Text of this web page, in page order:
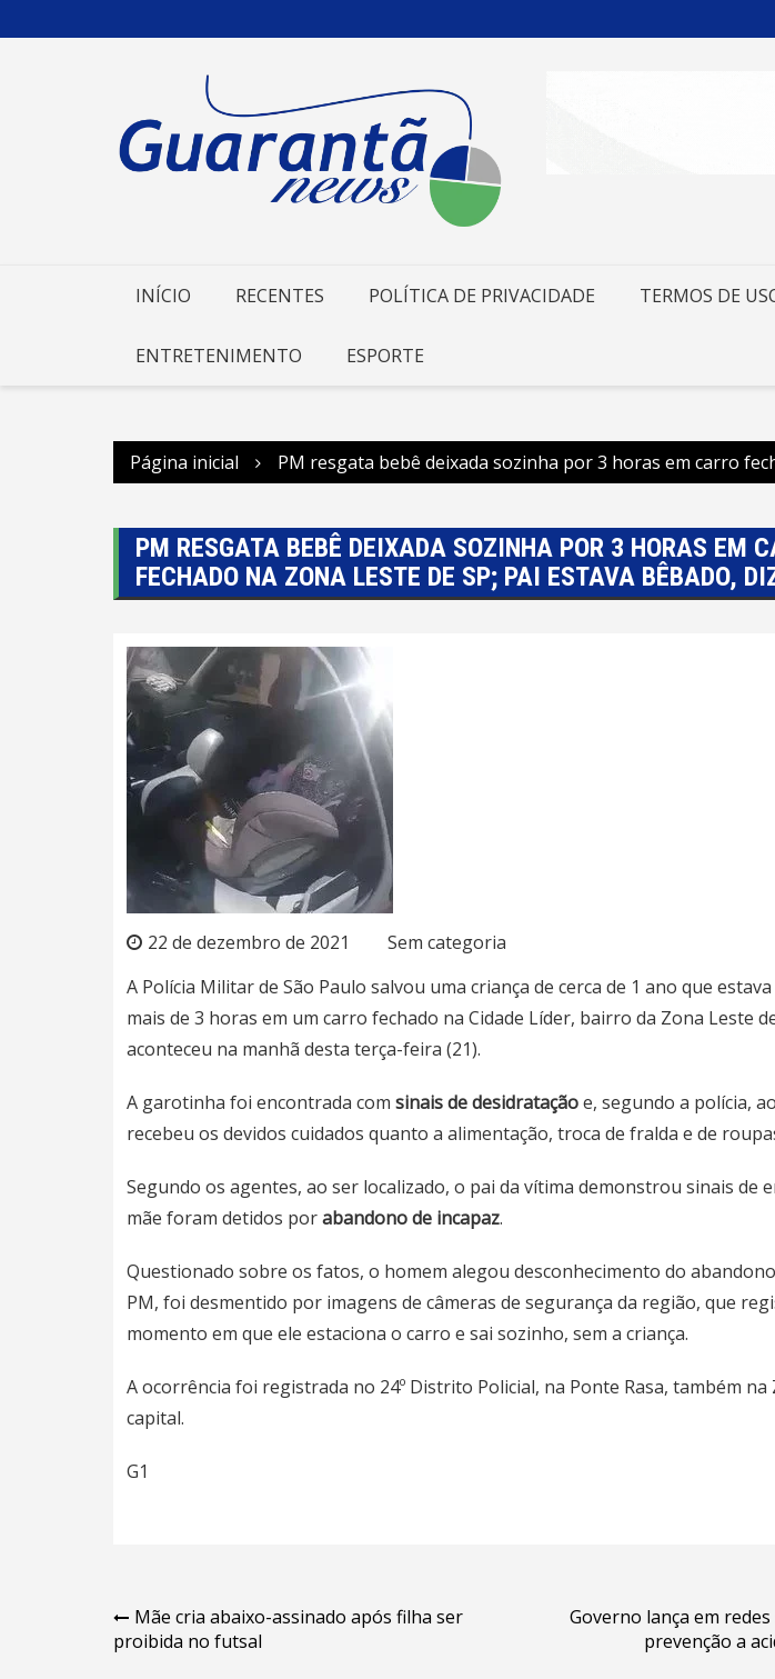
para
INÍCIO RECENTES POLÍTICA DE PRIVACIDADE TERMOS DE
ENTRETENIMENTO ESPORTE
Página inicial PM resgata bebê deixada sozinha por 3 horas em carro
PM RESGATA BEBÊ DEIXADA SOZINHA POR 3 HORAS EM
FECHADO NA ZONA LESTE DE SP; PAI ESTAVA BÊBADO,
22 de dezembro de 2021
Sem categoria
A Polícia Militar de São Paulo salvou uma criança de cerca de 1 ano que
mais de 3 horas em um carro fechado na Cidade Líder, bairro da Zona Leste
aconteceu na manhã desta terça-feira (21).
A garotinha foi encontrada com sinais de desidrataçãoe, segundo a polícia,
recebeu os devidos cuidados quanto a alimentação, troca de fralda e de
Segundo os agentes, ao ser localizado, o pai da vítima demonstrou sinais de
mãe foram detidos porabandono de incapaz.
Questionado sobre os fatos, o homem alegou desconhecimento do
PM, foi desmentido por imagens de câmeras de segurança da região, que
momento em que ele estaciona o carro e sai sozinho, sem a criança.
A ocorrência foi registrada no 24º Distrito Policial, na Ponte Rasa, também na
capital.
G1
Navegação
de
Mãe cria abaixo-assinado após filha ser
proibida no futsal
Governo lança em
prevenção a